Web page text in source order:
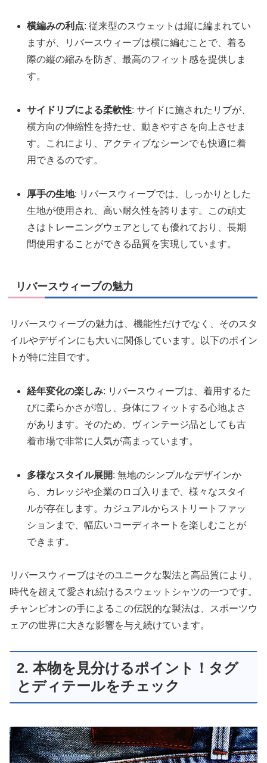
横編みの利点: 従来型のスウェットは縦に編まれてい
ますが、リバースウィーブは横に編むことで、着る
際の縦の縮みを防ぎ、最高のフィット感を提供しま
す。
サイドリブによる柔軟性: サイドに施されたリブが、
横方向の伸縮性を持たせ、動きやすさを向上させま
す。これにより、アクティブなシーンでも快適に着
用できるのです。
厚手の生地: リバースウィーブでは、しっかりとした
生地が使用され、高い耐久性を誇ります。この頑丈
さはトレーニングウェアとしても優れており、長期
間使用することができる品質を実現しています。
リバースウィーブの魅力
リバースウィーブの魅力は、機能性だけでなく、そのスタ
イルやデザインにも大いに関係しています。以下のポイン
トが特に注目です。
経年変化の楽しみ: リバースウィーブは、着用するた
びに柔らかさが増し、身体にフィットする心地よさ
があります。そのため、ヴィンテージ品としても古
着市場で非常に人気が高まっています。
多様なスタイル展開: 無地のシンプルなデザインか
ら、カレッジや企業のロゴ入りまで、様々なスタイ
ルが存在します。カジュアルからストリートファッ
ションまで、幅広いコーディネートを楽しむことが
できます。
リバースウィーブはそのユニークな製法と高品質により、
時代を超えて愛され続けるスウェットシャツの一つです。
チャンピオンの手によるこの伝説的な製法は、スポーツウ
ェアの世界に大きな影響を与え続けています。
2. 本物を見分けるポイント！タグ
とディテールをチェック